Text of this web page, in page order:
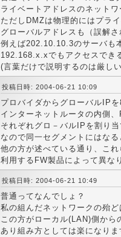
ライベートアドレスのネット
ただしDMZは物理的にはプラ
グローバルアドレスも（誤解
例えば202.10.10.3のサーバも
192.168.x.xでもアクセスでき
(言葉だけで説明するのは厳し
投稿日時: 2004-06-21 10:09
プロバイダからグローバルIP
インターネットルータの内側
それぞれグロ－バルIPを割り当
なので同一セグメントにはなる
他の方が述べている通り、こ
利用するFW製品によって異な
投稿日時: 2004-06-21 10:49
普通ってなんでしょ？
私の組んだネットワークの殆
この方がローカル(LAN)側から
あり組み方としては楽になりま